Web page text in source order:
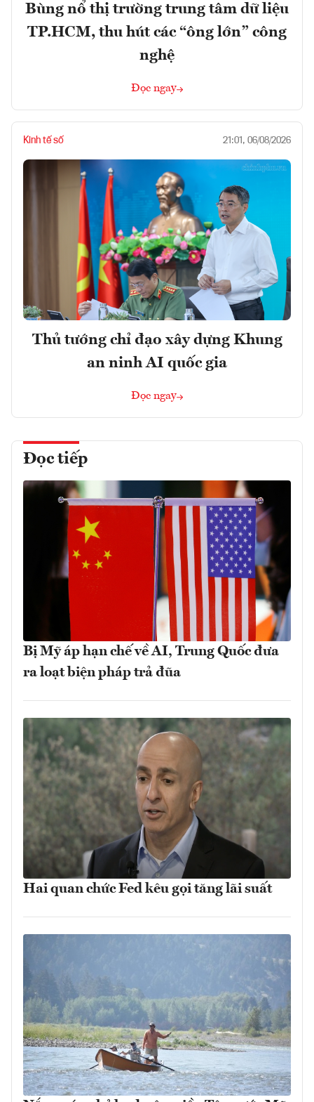
Bùng nổ thị trường trung tâm dữ liệu
TP.HCM, thu hút các “ông lớn” công
nghệ
Đọc ngay
Kinh tế số 21:01, 06/08/2026
Thủ tướng chỉ đạo xây dựng Khung
an ninh AI quốc gia
Đọc ngay
Đọc tiếp
Bị Mỹ áp hạn chế về AI, Trung Quốc đưa
ra loạt biện pháp trả đũa
Hai quan chức Fed kêu gọi tăng lãi suất